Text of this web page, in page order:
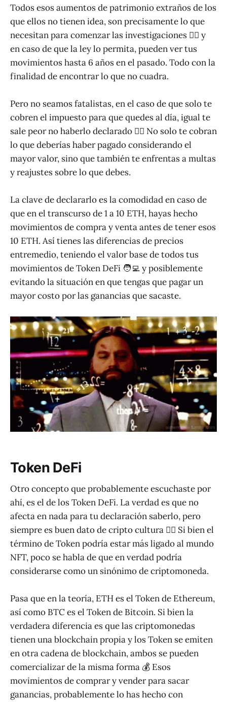
Todos esos aumentos de patrimonio extraños de los
que ellos no tienen idea, son precisamente lo que
necesitan para comenzar las investigaciones 🕵️‍♂️ y
en caso de que la ley lo permita, pueden ver tus
movimientos hasta 6 años en el pasado. Todo con la
finalidad de encontrar lo que no cuadra.
Pero no seamos fatalistas, en el caso de que solo te
cobren el impuesto para que quedes al día, igual te
sale peor no haberlo declarado 🤦‍♂️ No solo te cobran
lo que deberías haber pagado considerando el
mayor valor, sino que también te enfrentas a multas
y reajustes sobre lo que debes.
La clave de declararlo es la comodidad en caso de
que en el transcurso de 1 a 10 ETH, hayas hecho
movimientos de compra y venta antes de tener esos
10 ETH. Así tienes las diferencias de precios
entremedio, teniendo el valor base de todos tus
movimientos de Token DeFi 🧑‍💻 y posiblemente
evitando la situación en que tengas que pagar un
mayor costo por las ganancias que sacaste.
Token DeFi
Otro concepto que probablemente escuchaste por
ahí, es el de los Token DeFi. La verdad es que no
afecta en nada para tu declaración saberlo, pero
siempre es buen dato de cripto cultura 💁‍♂️ Si bien el
término de Token podría estar más ligado al mundo
NFT, poco se habla de que en verdad podría
considerarse como un sinónimo de criptomoneda.
Pasa que en la teoría, ETH es el Token de Ethereum,
así como BTC es el Token de Bitcoin. Si bien la
verdadera diferencia es que las criptomonedas
tienen una blockchain propia y los Token se emiten
en otra cadena de blockchain, ambos se pueden
comercializar de la misma forma 💰 Esos
movimientos de comprar y vender para sacar
ganancias, probablemente lo has hecho con